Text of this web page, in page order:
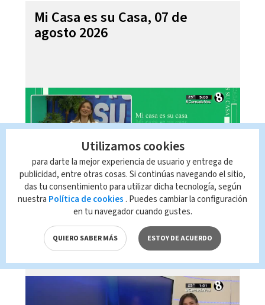
Mi Casa es su Casa, 07 de
agosto 2026
Telediario En Directo con Paula
Brenes, 07 de agosto 2026
Utilizamos cookies
para darte la mejor experiencia de usuario y entrega de
publicidad, entre otras cosas. Si continúas navegando el sitio,
das tu consentimiento para utilizar dicha tecnología, según
nuestra Política de cookies . Puedes cambiar la configuración
en tu navegador cuando gustes.
QUIERO SABER MÁS ESTOY DE ACUERDO